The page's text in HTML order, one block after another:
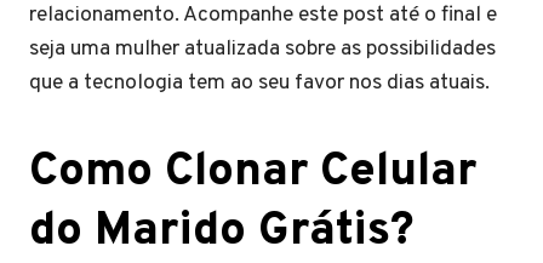
relacionamento. Acompanhe este post até o final e
seja uma mulher atualizada sobre as possibilidades
que a tecnologia tem ao seu favor nos dias atuais.
Como Clonar Celular
do Marido Grátis?